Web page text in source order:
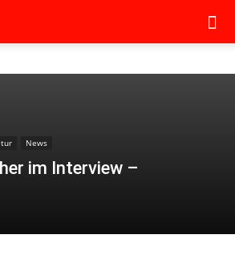
News
im Interview –